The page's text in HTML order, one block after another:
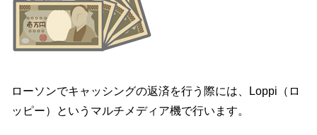
ローソンでキャッシングの返済を行う際には、Loppi（ロ
ッピー）というマルチメディア機で行います。